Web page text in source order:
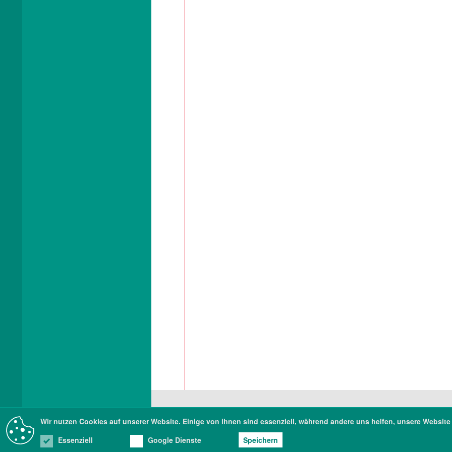
Sächsische Landesapothekerkammer
Pillnitzer Landstr. 10
01326 Dresden
Tel: 0351/2 63 93-0
Wir nutzen Cookies auf unserer Website. Einige von ihnen sind essenziell, während andere uns helfen, unsere
Essenziell
Google Dienste Speichern